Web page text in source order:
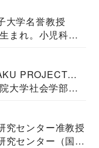
大学名誉教授
まれ。小児科
PROJECT
・社会福祉士
大学社会学部福
究センター准教授
究センター（国際